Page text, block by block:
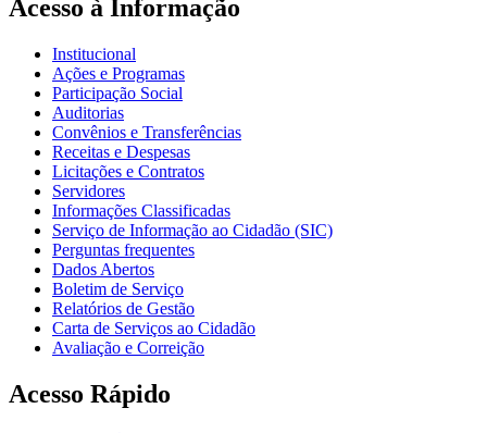
Acesso à Informação
Institucional
Ações e Programas
Participação Social
Auditorias
Convênios e Transferências
Receitas e Despesas
Licitações e Contratos
Servidores
Informações Classificadas
Serviço de Informação ao Cidadão (SIC)
Perguntas frequentes
Dados Abertos
Boletim de Serviço
Relatórios de Gestão
Carta de Serviços ao Cidadão
Avaliação e Correição
Acesso Rápido